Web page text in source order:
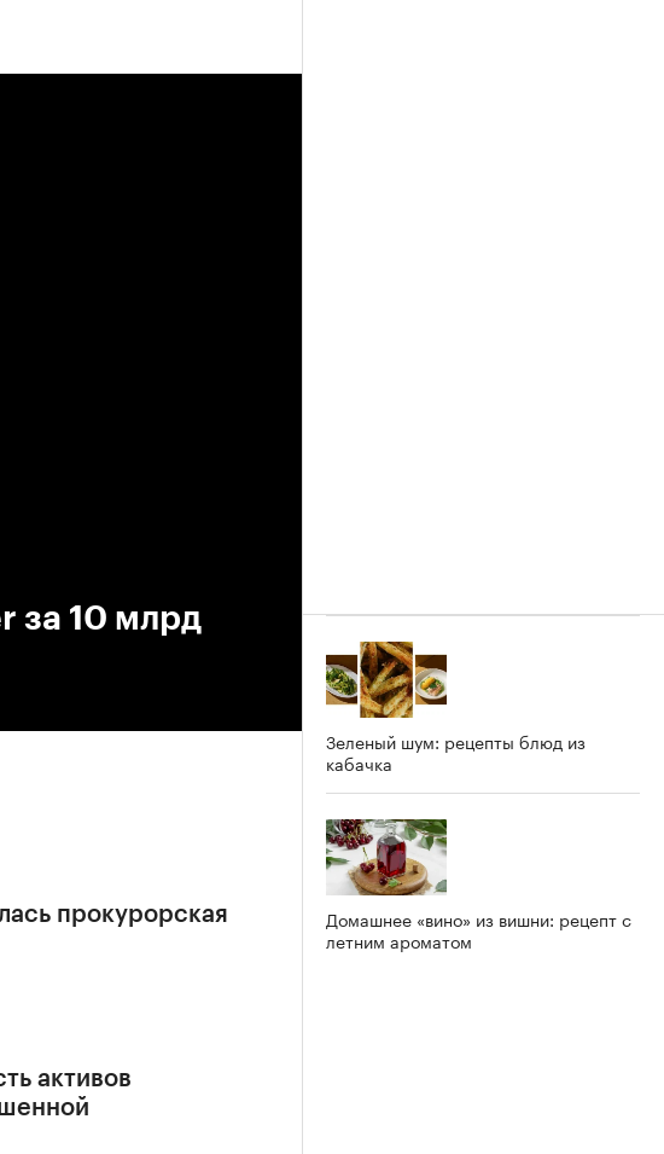
за 10 млрд
прокурорская
активов
Зеленый шум: рецепты блюд из
кабачка
Домашнее «вино» из вишни: рецепт с
летним ароматом